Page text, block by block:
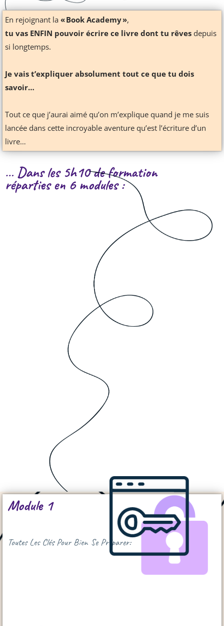
En rejoignant la « Book Academy »,
tu vas ENFIN pouvoir écrire ce livre dont tu rêves depuis
si longtemps.
Je vais t’expliquer absolument tout ce que tu dois
savoir…
Tout ce que j’aurai aimé qu’on m’explique quand je me suis
lancée dans cette incroyable aventure qu’est l’écriture d’un
livre…
… Dans les 5h10 de formation
réparties en 6 modules :
Module 1
Toutes Les Clés Pour Bien Se Préparer: